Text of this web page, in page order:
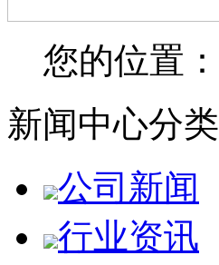
您的位置：
新闻中心分类
公司新闻
行业资讯